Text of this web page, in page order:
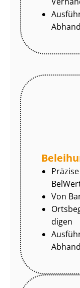
Von
di­gen